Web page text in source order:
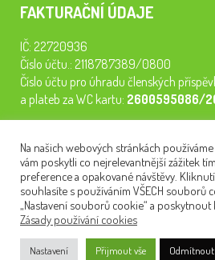
FAKTURAČNÍ ÚDAJE
IČ: 22720936
Číslo účtu.: 2118787389/0800
Číslo účtu pro úhradu členských
a plateb za WC kartu: 2600595086/
semináře, konferenci, plavbu na lodi a
tiskneme odborné publikace pro
NEWSLETTER
Na našich webových stránkách
vám poskytli co nejrelevantnější zážitek
preference a opakované návštěvy.
souhlasíte s používáním VŠECH souborů
„Nastavení souborů cookie“ a
Zásady používání cookies
Nastavení Přijmout vše Odmítnout